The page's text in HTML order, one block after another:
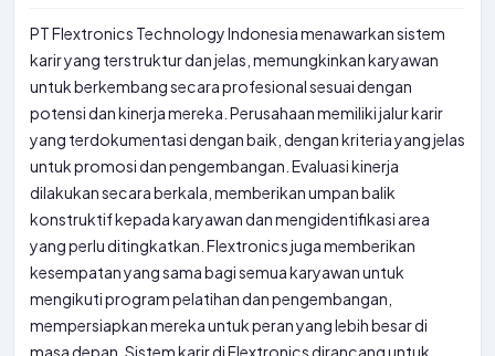
PT Flextronics Technology Indonesia menawarkan sistem
karir yang terstruktur dan jelas, memungkinkan karyawan
untuk berkembang secara profesional sesuai dengan
potensi dan kinerja mereka. Perusahaan memiliki jalur karir
yang terdokumentasi dengan baik, dengan kriteria yang jelas
untuk promosi dan pengembangan. Evaluasi kinerja
dilakukan secara berkala, memberikan umpan balik
konstruktif kepada karyawan dan mengidentifikasi area
yang perlu ditingkatkan. Flextronics juga memberikan
kesempatan yang sama bagi semua karyawan untuk
mengikuti program pelatihan dan pengembangan,
mempersiapkan mereka untuk peran yang lebih besar di
masa depan. Sistem karir di Flextronics dirancang untuk